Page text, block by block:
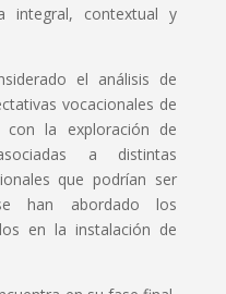
integral, contextual y
el análisis de
vocacionales de
la exploración de
a distintas
que podrían ser
han abordado los
en la instalación de